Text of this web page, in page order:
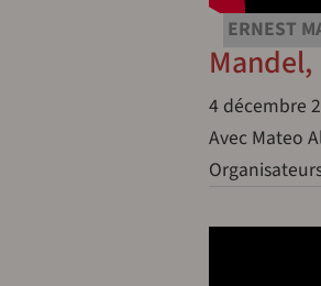
ERNEST
4 décembre
Avec Mateo